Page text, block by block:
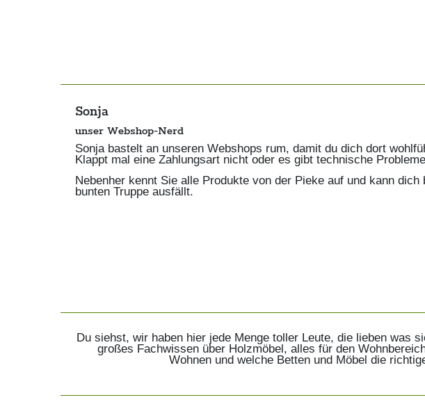
Sonja
unser Webshop-Nerd
Sonja bastelt an unseren Webshops rum, damit du dich dort
Klappt mal eine Zahlungsart nicht oder es gibt technische
Nebenher kennt Sie alle Produkte von der Pieke auf und kann
bunten Truppe ausfällt.
Du siehst, wir haben hier jede Menge toller Leute, die lieben was
großes Fachwissen über Holzmöbel, alles für den
Wohnen und welche Betten und Möbel die